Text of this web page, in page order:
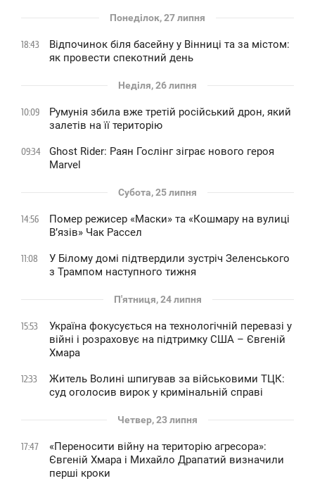
Понеділок, 27 липня
18:43
Відпочинок біля басейну у Вінниці та за містом:
як провести спекотний день
Неділя, 26 липня
10:09
Румунія збила вже третій російський дрон, який
залетів на її територію
09:34
Ghost Rider: Раян Гослінг зіграє нового героя
Marvel
Субота, 25 липня
14:56
Помер режисер «Маски» та «Кошмару на вулиці
В’язів» Чак Рассел
11:08
У Білому домі підтвердили зустріч Зеленського
з Трампом наступного тижня
П'ятниця, 24 липня
15:53
Україна фокусується на технологічній перевазі у
війні і розраховує на підтримку США – Євгеній
Хмара
12:33
Житель Волині шпигував за військовими ТЦК:
суд оголосив вирок у кримінальній справі
Четвер, 23 липня
17:47
«Переносити війну на територію агресора»:
Євгеній Хмара і Михайло Драпатий визначили
перші кроки